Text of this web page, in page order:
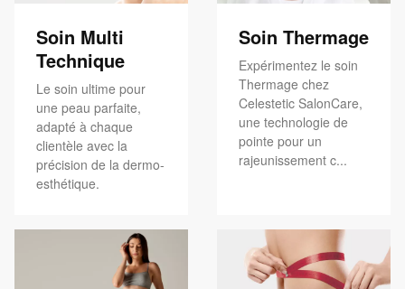
Soin Multi
Technique
Le soin ultime pour
une peau parfaite,
adapté à chaque
clientèle avec la
précision de la dermo-
esthétique.
Soin Thermage
Expérimentez le soin
Thermage chez
Celestetic SalonCare,
une technologie de
pointe pour un
rajeunissement c...